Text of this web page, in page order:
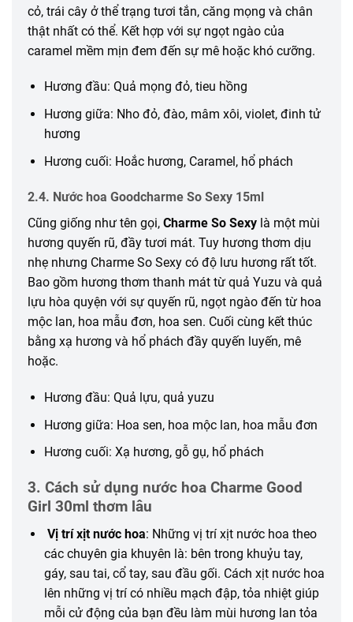
cỏ, trái cây ở thể trạng tươi tắn, căng mọng và chân
thật nhất có thể. Kết hợp với sự ngọt ngào của
caramel mềm mịn đem đến sự mê hoặc khó cưỡng.
Hương đầu: Quả mọng đỏ, tieu hồng
Hương giữa: Nho đỏ, đào, mâm xôi, violet, đinh tử
hương
Hương cuối: Hoắc hương, Caramel, hổ phách
2.4. Nước hoa Goodcharme So Sexy 15ml
Cũng giống như tên gọi, Charme So Sexy là một mùi
hương quyến rũ, đầy tươi mát. Tuy hương thơm dịu
nhẹ nhưng Charme So Sexy có độ lưu hương rất tốt.
Bao gồm hương thơm thanh mát từ quả Yuzu và quả
lựu hòa quyện với sự quyến rũ, ngọt ngào đến từ hoa
mộc lan, hoa mẫu đơn, hoa sen. Cuối cùng kết thúc
bằng xạ hương và hổ phách đầy quyến luyến, mê
hoặc.
Hương đầu: Quả lựu, quả yuzu
Hương giữa: Hoa sen, hoa mộc lan, hoa mẫu đơn
Hương cuối: Xạ hương, gỗ gụ, hổ phách
3. Cách sử dụng nước hoa Charme Good
Girl 30ml thơm lâu
Vị trí xịt nước hoa: Những vị trí xịt nước hoa theo
các chuyên gia khuyên là: bên trong khuỷu tay,
gáy, sau tai, cổ tay, sau đầu gối. Cách xịt nước hoa
lên những vị trí có nhiều mạch đập, tỏa nhiệt giúp
mỗi cử động của bạn đều làm mùi hương lan tỏa